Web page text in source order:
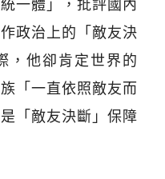
一體」，批評國內
政治上的「敵友決
，他卻肯定世界的
「一直依照敵友而
「敵友決斷」保障